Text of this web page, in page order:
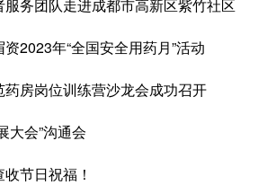
务团队走进成都市高新区紫竹社区
2023年“全国安全用药月”活动
房岗位训练营沙龙会成功召开
大会”沟通会
节日祝福！